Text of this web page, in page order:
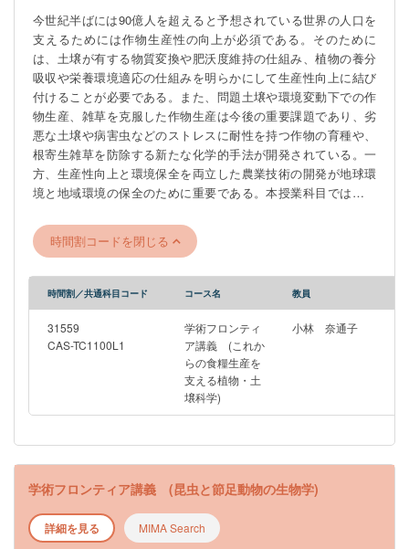
今世紀半ばには90億人を超えると予想されている世界の人口を
支えるためには作物生産性の向上が必須である。そのために
は、土壌が有する物質変換や肥沃度維持の仕組み、植物の養分
吸収や栄養環境適応の仕組みを明らかにして生産性向上に結び
付けることが必要である。また、問題土壌や環境変動下での作
物生産、雑草を克服した作物生産は今後の重要課題であり、劣
悪な土壌や病害虫などのストレスに耐性を持つ作物の育種や、
根寄生雑草を防除する新たな化学的手法が開発されている。一
方、生産性向上と環境保全を両立した農業技術の開発が地球環
境と地域環境の保全のために重要である。本授業科目では、こ
を行う。
―――――――――――――――――――――――――――――
学部合同説明会への参加を予定しています。 ZoomのURLは後
日、UTASの掲示板と農学部HPにて周知いたします。
―――――――――――――――――――――――――――――
時間割コードを閉じる
時間割／共通科目コード コース名 教員
31559
CAS-TC1100L1
学術フロンティ
ア講義 (これか
らの食糧生産を
支える植物・土
壌科学)
小林 奈通子
学術フロンティア講義 (昆虫と節足動物の生物学)
詳細を見る MIMA Search